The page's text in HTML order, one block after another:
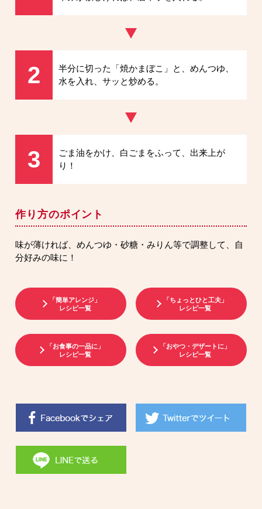
2
半分に切った「焼かまぼこ」と、めんつゆ、
水を入れ、サッと炒める。
3
ごま油をかけ、白ごまをふって、出来上が
り！
作り方のポイント
味が薄ければ、めんつゆ・砂糖・みりん等で調整して、自
分好みの味に！
「簡単アレンジ」
レシピ一覧
「ちょっとひと工夫」
レシピ一覧
「お食事の一品に」
レシピ一覧
「おやつ・デザートに」
レシピ一覧